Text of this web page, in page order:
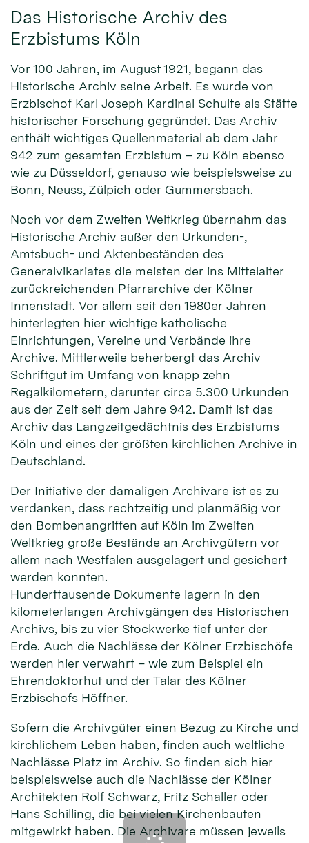
Das Historische Archiv des
Erzbistums Köln
Vor 100 Jahren, im August 1921, begann das
Historische Archiv seine Arbeit. Es wurde von
Erzbischof Karl Joseph Kardinal Schulte als Stätte
historischer Forschung gegründet. Das Archiv
enthält wichtiges Quellenmaterial ab dem Jahr
942 zum gesamten Erzbistum – zu Köln ebenso
wie zu Düsseldorf, genauso wie beispielsweise zu
Bonn, Neuss, Zülpich oder Gummersbach.
Noch vor dem Zweiten Weltkrieg übernahm das
Historische Archiv außer den Urkunden-,
Amtsbuch- und Aktenbeständen des
Generalvikariates die meisten der ins Mittelalter
zurückreichenden Pfarrarchive der Kölner
Innenstadt. Vor allem seit den 1980er Jahren
hinterlegten hier wichtige katholische
Einrichtungen, Vereine und Verbände ihre
Archive. Mittlerweile beherbergt das Archiv
Schriftgut im Umfang von knapp zehn
Regalkilometern, darunter circa 5.300 Urkunden
aus der Zeit seit dem Jahre 942. Damit ist das
Archiv das Langzeitgedächtnis des Erzbistums
Köln und eines der größten kirchlichen Archive in
Deutschland.
Der Initiative der damaligen Archivare ist es zu
verdanken, dass rechtzeitig und planmäßig vor
den Bombenangriffen auf Köln im Zweiten
Weltkrieg große Bestände an Archivgütern vor
allem nach Westfalen ausgelagert und gesichert
werden konnten.
Hunderttausende Dokumente lagern in den
kilometerlangen Archivgängen des Historischen
Archivs, bis zu vier Stockwerke tief unter der
Erde. Auch die Nachlässe der Kölner Erzbischöfe
werden hier verwahrt – wie zum Beispiel ein
Ehrendoktorhut und der Talar des Kölner
Erzbischofs Höffner.
Sofern die Archivgüter einen Bezug zu Kirche und
kirchlichem Leben haben, finden auch weltliche
Nachlässe Platz im Archiv. So finden sich hier
beispielsweise auch die Nachlässe der Kölner
Architekten Rolf Schwarz, Fritz Schaller oder
Hans Schilling, die bei vielen Kirchenbauten
mitgewirkt haben. Die Archivare müssen jeweils